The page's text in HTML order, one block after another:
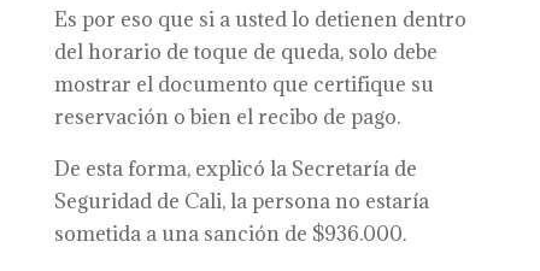
Es por eso que si a usted lo detienen dentro
del horario de toque de queda, solo debe
mostrar el documento que certifique su
reservación o bien el recibo de pago.
De esta forma, explicó la Secretaría de
Seguridad de Cali, la persona no estaría
sometida a una sanción de $936.000.